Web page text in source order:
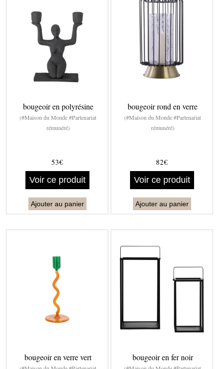
bougeoir en polyrésine
(#Maison du Monde #Partenariat
rémunéré)
53€
Voir ce produit
Ajouter au panier
bougeoir rond en verre
(#Maison du Monde #Partenariat
rémunéré)
82€
Voir ce produit
Ajouter au panier
bougeoir en verre vert bougeoir en fer noir